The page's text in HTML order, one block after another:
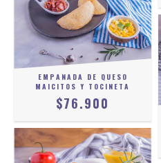
EMPANADA DE QUESO
MAICITOS Y TOCINETA
$76.900